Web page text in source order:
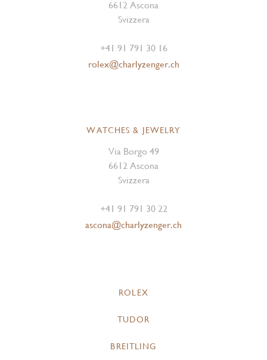
6612 Ascona
Svizzera
+41 91 791 30 16
rolex@charlyzenger.ch
WATCHES & JEWELRY
Via Borgo 49
6612 Ascona
Svizzera
+41 91 791 30 22
ascona@charlyzenger.ch
ROLEX
TUDOR
BREITLING